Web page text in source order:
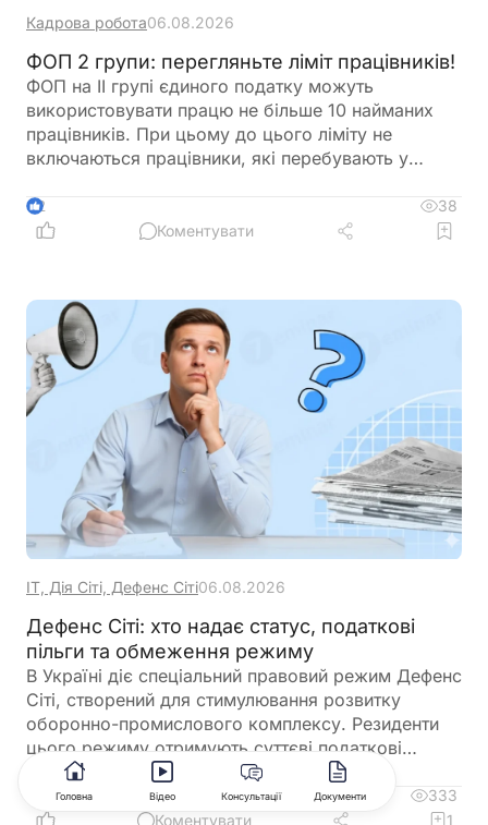
Кадрова робота06.08.2026
ФОП 2 групи: перегляньте ліміт працівників!
ФОП на ІІ групі єдиного податку можуть
використовувати працю не більше 10 найманих
працівників. При цьому до цього ліміту не
включаються працівники, які перебувають у
відпустці для догляду за дитиною. Перед
оформленням нового працівника варто
2
38
Коментувати
ІТ, Дія Сіті, Дефенс Сіті06.08.2026
Дефенс Сіті: хто надає статус, податкові
пільги та обмеження режиму
В Україні діє спеціальний правовий режим Дефенс
Сіті, створений для стимулювання розвитку
оборонно-промислового комплексу. Резиденти
цього режиму отримують суттєві податкові
пільги, однак разом із ними – жорсткі вимоги до
цільового використання прибутку, обмеження на
виплату дивідендів та інвестиційні правила.
333
Коментувати
1
Головна Відео Консультації Документи